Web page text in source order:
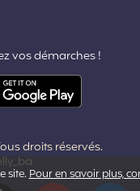
vos démarches !
droits réservés.
site.Pour en savoir plus,